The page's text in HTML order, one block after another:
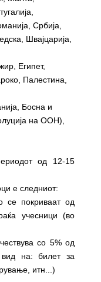
Србија,
Швајцарија,
Египет,
Палестина,
Босна и
на ООН),
од 12-15
е следниот:
се покриваат од
учесници (во
со 5% од
на: билет за
итн...)